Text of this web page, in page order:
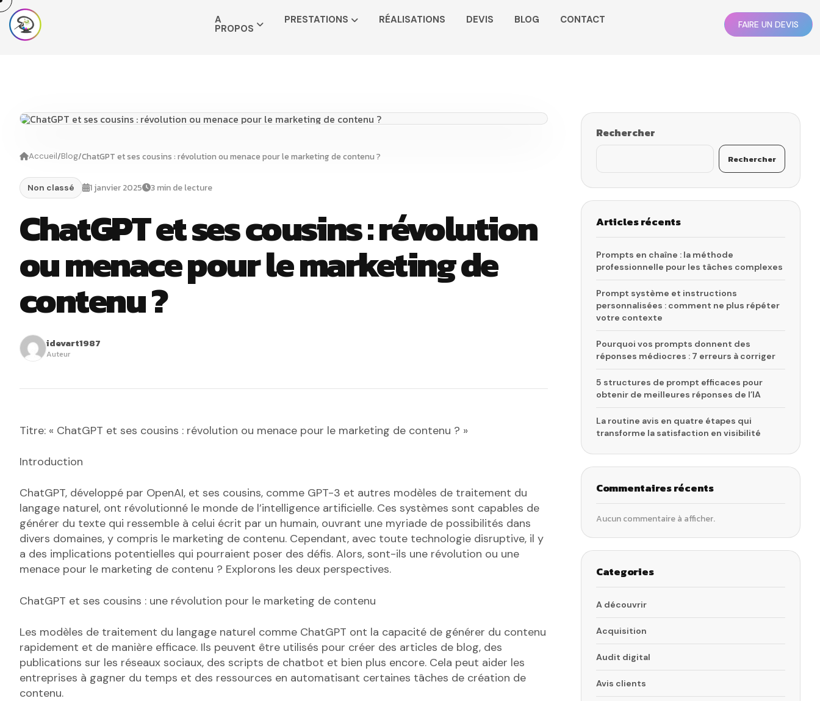
A
PROPOS
PRESTATIONS RÉALISATIONS DEVIS BLOG CONTACT FAIRE UN DEVIS
Accueil/Blog/ChatGPT et ses cousins : révolution ou menace pour le marketing de contenu ?
Non classé 1 janvier 2025 3 min de lecture
ChatGPT et ses cousins : révolution
ou menace pour le marketing de
contenu ?
idevart1987
Auteur
Titre: « ChatGPT et ses cousins : révolution ou menace pour le marketing de contenu ? »
Introduction
ChatGPT, développé par OpenAI, et ses cousins, comme GPT-3 et autres modèles de traitement du
langage naturel, ont révolutionné le monde de l’intelligence artificielle. Ces systèmes sont capables de
générer du texte qui ressemble à celui écrit par un humain, ouvrant une myriade de possibilités dans
divers domaines, y compris le marketing de contenu. Cependant, avec toute technologie disruptive, il y
a des implications potentielles qui pourraient poser des défis. Alors, sont-ils une révolution ou une
menace pour le marketing de contenu ? Explorons les deux perspectives.
ChatGPT et ses cousins : une révolution pour le marketing de contenu
Les modèles de traitement du langage naturel comme ChatGPT ont la capacité de générer du contenu
rapidement et de manière efficace. Ils peuvent être utilisés pour créer des articles de blog, des
publications sur les réseaux sociaux, des scripts de chatbot et bien plus encore. Cela peut aider les
entreprises à gagner du temps et des ressources en automatisant certaines tâches de création de
contenu.
Rechercher
Rechercher
Articles récents
Prompts en chaîne : la méthode
professionnelle pour les tâches complexes
Prompt système et instructions
personnalisées : comment ne plus répéter
votre contexte
Pourquoi vos prompts donnent des
réponses médiocres : 7 erreurs à corriger
5 structures de prompt efficaces pour
obtenir de meilleures réponses de l’IA
La routine avis en quatre étapes qui
transforme la satisfaction en visibilité
Commentaires récents
Aucun commentaire à afficher.
Categories
A découvrir
Acquisition
Audit digital
Avis clients